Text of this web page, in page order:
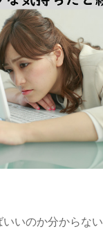
いのか分からない